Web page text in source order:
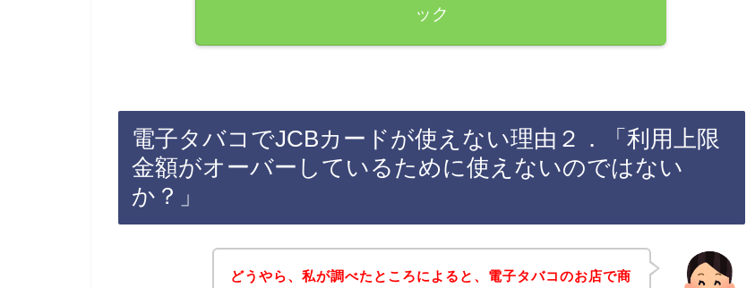
ック
電子タバコでJCBカードが使えない理由２．「利用上限
金額がオーバーしているために使えないのではない
か？」
どうやら、私が調べたところによると、電子タバコのお店で商